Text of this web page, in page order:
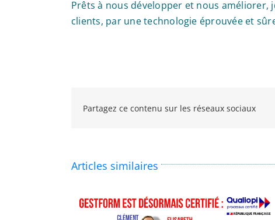
Prêts à nous développer et nous améliorer,
clients, par une technologie éprouvée et
Partagez ce contenu sur les réseaux sociaux
Articles similaires